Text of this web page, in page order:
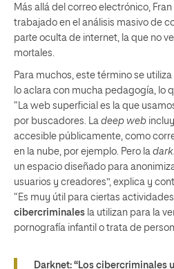
Más allá del correo electrónico,
trabajado en el análisis masivo de
parte oculta de internet, la que no
mortales.
Para muchos, este término se
lo aclara con mucha pedagogía, lo
“La web superficial es la que
por buscadores. La deep web
accesible públicamente, como
en la nube, por ejemplo. Pero la
un espacio diseñado para
usuarios y creadores”, explica y
“Es muy útil para ciertas
cibercriminales la utilizan para la
pornografía infantil o trata de
Darknet: “Los cibercriminales